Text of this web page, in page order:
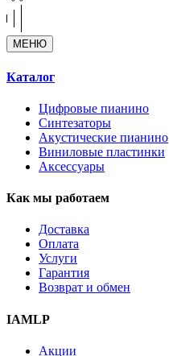
МЕНЮ
Каталог
Цифровые пианино
Синтезаторы
Акустические пианино
Виниловые пластинки
Аксессуары
Как мы работаем
Доставка
Оплата
Услуги
Гарантия
Возврат и обмен
IAMLP
Акции